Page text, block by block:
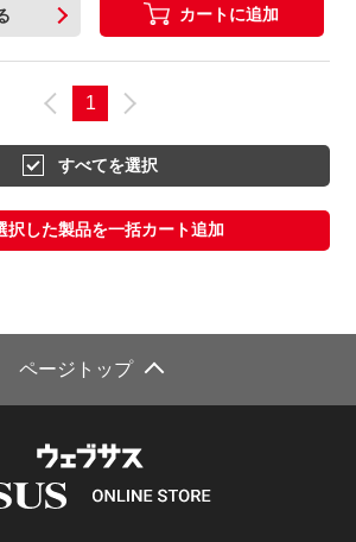
カートに追加
1
すべてを選択
択した製品を一括カート追加
ページトップ